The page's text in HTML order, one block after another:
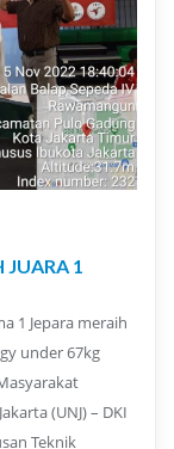
JUARA 1
1 Jepara meraih
under 67kg
(UNJ) – DKI
Teknik